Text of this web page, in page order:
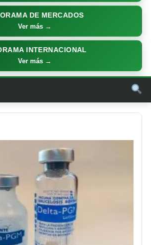
DE MERCADOS
Ver más →
INTERNACIONAL
Ver más →